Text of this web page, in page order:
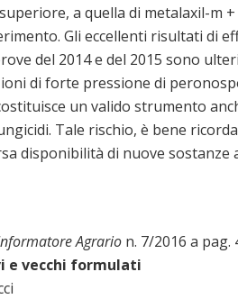
a quella di metalaxil-m
Gli eccellenti risultati di
del 2014 e del 2015 sono
di forte pressione di
un valido strumento
Tale rischio, è bene
disponibilità di nuove sostanze
Agrario n. 7/2016 a pag.
e vecchi formulati